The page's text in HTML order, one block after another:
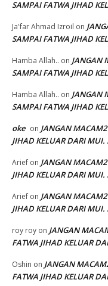
SAMPAI FATWA JIHAD
Ja'far Ahmad Izroil on
SAMPAI FATWA JIHAD
Hamba Allah.. on JANGAN
SAMPAI FATWA JIHAD
Hamba Allah.. on JANGAN
SAMPAI FATWA JIHAD
oke on JANGAN
JIHAD KELUAR DARI
Arief on JANGAN
JIHAD KELUAR DARI
Arief on JANGAN
JIHAD KELUAR DARI
roy roy on JANGAN
FATWA JIHAD KELUAR
Oshin on JANGAN
FATWA JIHAD KELUAR